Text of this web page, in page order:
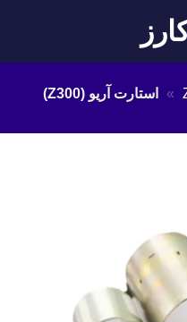
» استارت آریو (Z300)